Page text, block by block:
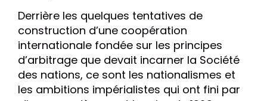
Derrière les quelques tentatives de
construction d’une coopération
internationale fondée sur les principes
d’arbitrage que devait incarner la Société
des nations, ce sont les nationalismes et
les ambitions impérialistes qui ont fini par